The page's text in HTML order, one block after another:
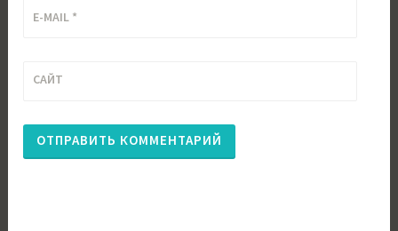
E-MAIL *
САЙТ